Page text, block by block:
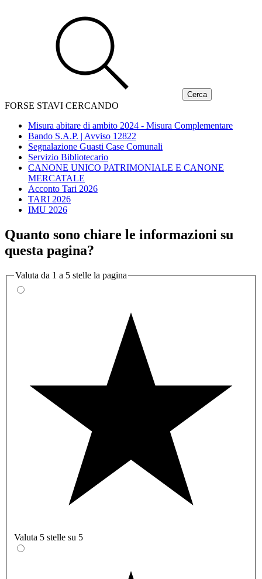
FORSE STAVI CERCANDO
Misura abitare di ambito 2024 - Misura Complementare
Bando S.A.P. | Avviso 12822
Segnalazione Guasti Case Comunali
Servizio Bibliotecario
CANONE UNICO PATRIMONIALE E CANONE
MERCATALE
Acconto Tari 2026
TARI 2026
IMU 2026
Quanto sono chiare le informazioni su
questa pagina?
Valuta da 1 a 5 stelle la pagina
Valuta 5 stelle su 5